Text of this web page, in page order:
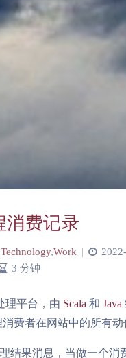
消费记录
Technology,Work |
3 分钟
理平台，由 Scala 和 Java
费者在网站中的所有动
结果消息，当做一个消